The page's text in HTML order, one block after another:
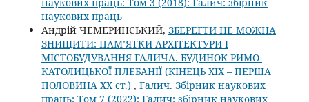
наукових праць
Андрій ЧЕМЕРИНСЬКИЙ, ЗБЕРЕГТИ НЕ МОЖНА
ЗНИЩИТИ: ПАМ’ЯТКИ АРХІТЕКТУРИ І
МІСТОБУДУВАННЯ ГАЛИЧА. БУДИНОК РИМО-
КАТОЛИЦЬКОЇ ПЛЕБАНІЇ (КІНЕЦЬ XIX – ПЕРША
ПОЛОВИНА ХХ ст.) , Галич. Збірник наукових
праць: Том 7 (2022): Галич: збірник наукових